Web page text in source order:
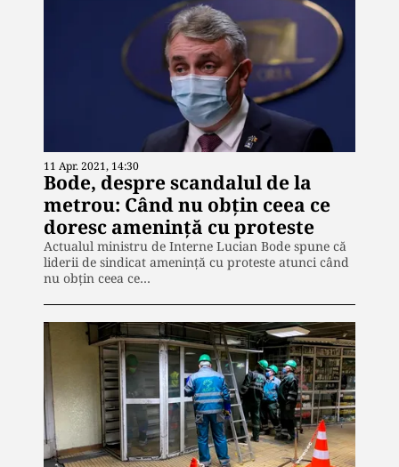
11 Apr. 2021, 14:30
Bode, despre scandalul de la
metrou: Când nu obţin ceea ce
doresc ameninţă cu proteste
Actualul ministru de Interne Lucian Bode spune că
liderii de sindicat amenință cu proteste atunci când
nu obțin ceea ce…